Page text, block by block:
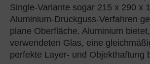
Single-Variante sogar 215 x 290 x
Aluminium-Druckguss-Verfahren
plane Oberfläche. Aluminium
verwendeten Glas, eine
perfekte Layer- und Objekthaftung